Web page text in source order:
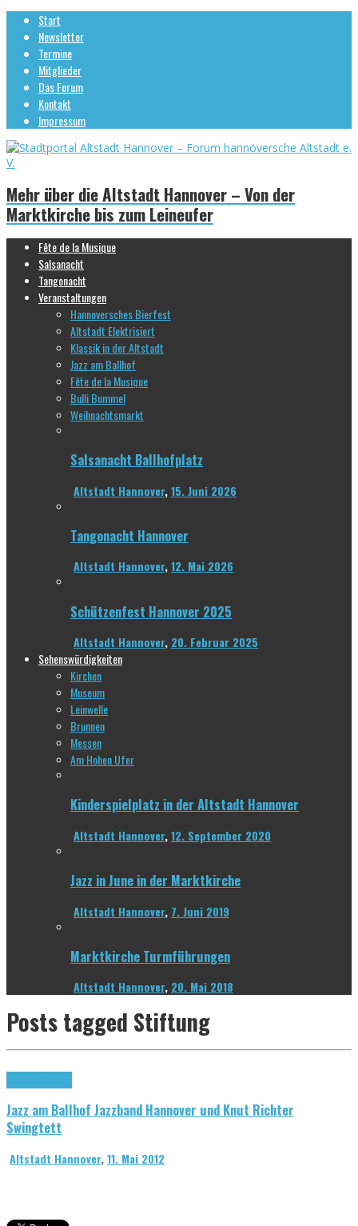
Start
Newsletter
Termine
Mitglieder
Das Forum
Kontakt
Impressum
Mehr über die Altstadt Hannover – Von der
Marktkirche bis zum Leineufer
Fête de la Musique
Salsanacht
Tangonacht
Veranstaltungen
Hannoversches Bierfest
Altstadt Elektrisiert
Klassik in der Altstadt
Jazz am Ballhof
Fête de la Musique
Bulli Bummel
Weihnachtsmarkt
Salsanacht Ballhofplatz
Altstadt Hannover,15. Juni 2026
Tangonacht Hannover
Altstadt Hannover,12. Mai 2026
Schützenfest Hannover 2025
Altstadt Hannover, 20. Februar 2025
Sehenswürdigkeiten
Kirchen
Museum
Leinwelle
Brunnen
Messen
Am Hohen Ufer
Kinderspielplatz in der Altstadt Hannover
Altstadt Hannover,12. September 2020
Jazz in June in der Marktkirche
Altstadt Hannover, 7. Juni 2019
Marktkirche Turmführungen
Altstadt Hannover, 20. Mai 2018
Posts tagged Stiftung
Jazz am Ballhof Jazzband Hannover und Knut Richter
Swingtett
Altstadt Hannover,11. Mai 2012